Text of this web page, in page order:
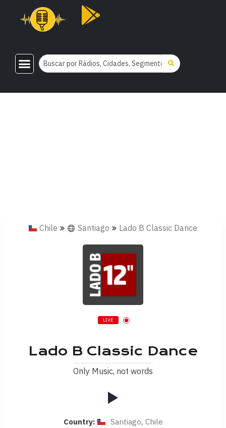
Chile Santiago Lado B Classic Dance
LIVE
Lado B Classic Dance
Only Music, not words
Country: Santiago, Chile